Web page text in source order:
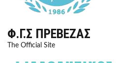
Φ.Γ.Σ ΠΡΈΒΕΖΑΣ
The Official Site